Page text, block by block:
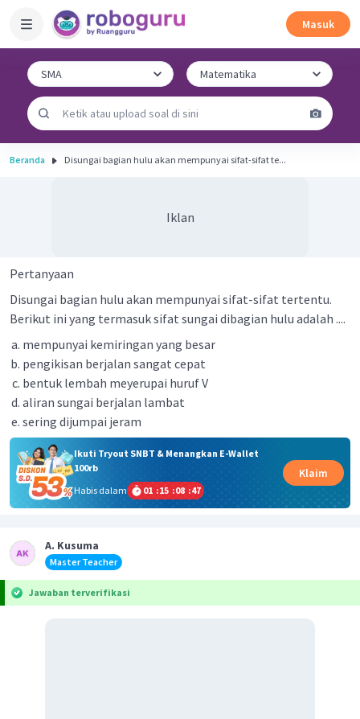
Masuk
Beranda Disungai bagian hulu akan mempunyai sifat-sifat te...
Iklan
Pertanyaan
Disungai bagian hulu akan mempunyai sifat-sifat tertentu.
Berikut ini yang termasuk sifat sungai dibagian hulu adalah ....
mempunyai kemiringan yang besar
pengikisan berjalan sangat cepat
bentuk lembah meyerupai huruf V
aliran sungai berjalan lambat
sering dijumpai jeram
Ikuti Tryout SNBT & Menangkan E-Wallet
100rb
Habis dalam
01 :15 :08 :47
Klaim
A. Kusuma
Master Teacher
Jawaban terverifikasi